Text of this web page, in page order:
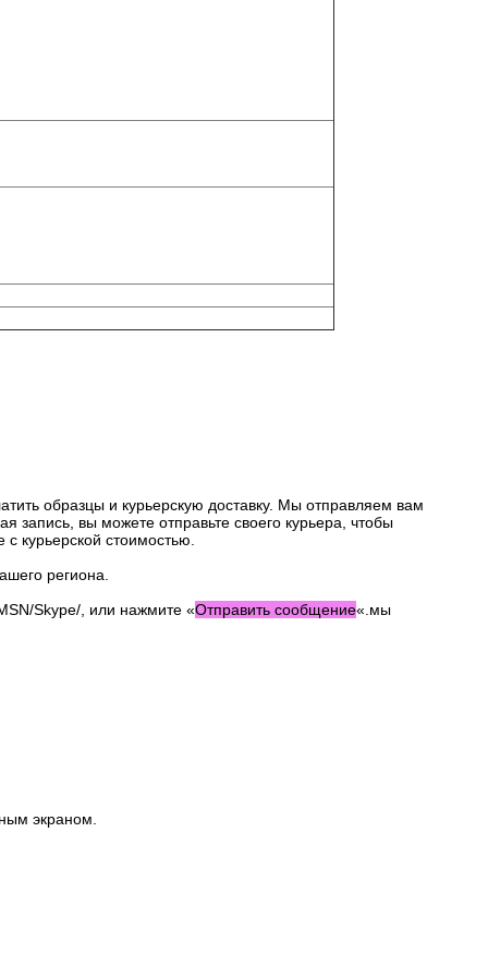
образцы и курьерскую доставку. Мы отправляем вам
запись, вы можете отправьте своего курьера, чтобы
курьерской стоимостью.
региона.
Skype/, или нажмите «Отправить сообщение«.мы
экраном.